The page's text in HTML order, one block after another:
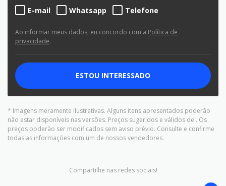
E-mail
Whatsapp Telefone
Ao informar meus dados, eu concordo com a Política de
privacidade.
ESTOU INTERESSADO
* Imagens meramente ilustrativas. Alguns itens apresentados poderão
não estar disponíveis nas versões. Preços sugeridos e válidos de . Os
preços poderão ser modificados sem aviso prévio. Consulte e confirme
todas as informações com um de nossos vendedores.
Compartilhe nas redes sociais!